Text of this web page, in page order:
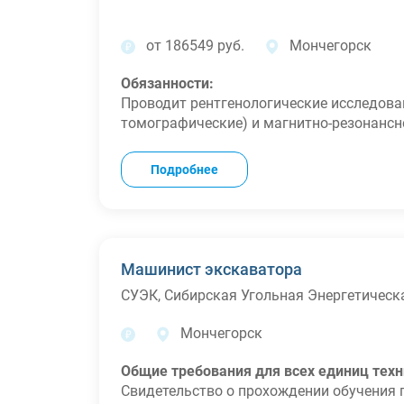
от 186549 руб. Мончегорск
Обязанности:
Проводит рентгенологические
томографические) и магнитно-
Определяет показания к проведению
исследования. Выбирает и составляет
Проводит анализ медико-
документацию, организовывает
персонала;
Консультирует врачей иных
диагностики;
Соотносит результаты
Подробнее
Машинист экскаватора
СУЭК, Сибирская Угольная
Мончегорск
Общие требования для всех единиц
Свидетельство о прохождении